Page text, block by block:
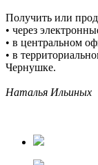
Получить или
• через
• в центральном
• в
Чернушке.
Наталья Ильиных